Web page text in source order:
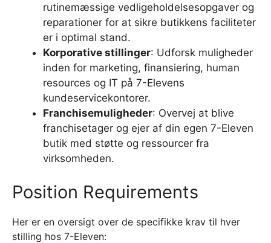
rutinemæssige vedligeholdelsesopgaver og
reparationer for at sikre butikkens faciliteter
er i optimal stand.
Korporative stillinger: Udforsk muligheder
inden for marketing, finansiering, human
resources og IT på 7-Elevens
kundeservicekontorer.
Franchisemuligheder: Overvej at blive
franchisetager og ejer af din egen 7-Eleven
butik med støtte og ressourcer fra
virksomheden.
Position Requirements
Her er en oversigt over de specifikke krav til hver
stilling hos 7-Eleven: